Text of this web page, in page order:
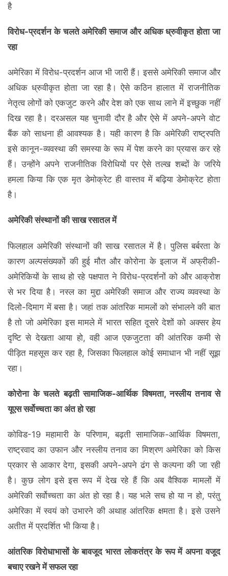
है
विरोध-प्रदर्शन के चलते अमेरिकी समाज और अधिक ध्रुवीकृत होता जा
रहा
अमेरिका में विरोध-प्रदर्शन आज भी जारी हैं। इससे अमेरिकी समाज और
अधिक ध्रुवीकृत होता जा रहा है। ऐसे कठिन हालात में राजनीतिक
नेतृत्व लोगों को एकजुट करने और देश को एक साथ लाने में इच्छुक नहीं
दिख रहा है। दरअसल यह चुनावी दौर है और ऐसे में अपने-अपने वोट
बैंक को साधना ही आवश्यक है। यही कारण है कि अमेरिकी राष्ट्रपति
इसे कानून-व्यवस्था की समस्या के रूप में पेश करने का प्रयास कर रहे
हैं। उन्होंने अपने राजनीतिक विरोधियों पर ऐसे तल्ख शब्दों के जरिये
हमला किया कि एक मृत डेमोक्रेट ही वास्तव में बढ़िया डेमोक्रेट होता
है।
अमेरिकी संस्थानों की साख रसातल में
फिलहाल अमेरिकी संस्थानों की साख रसातल में है। पुलिस बर्बरता के
कारण अल्पसंख्यकों की हुई मौत और कोरोना के इलाज में अफ्रीकी-
अमेरिकियों के साथ हो रहे पक्षपात ने विरोध-प्रदर्शनों को और आक्रोश
से भर दिया है। नस्ल का मुद्दा अमेरिकी समाज और राज्य व्यवस्था के
दिलो-दिमाग में बसा है। जहां तक आंतरिक मामलों को संभालने की बात
है तो जो अमेरिका इस मामले में भारत सहित दूसरे देशों को अक्सर हेय
दृष्टि से देखता आया हो, वही आज एकजुटता की आंतरिक कमी से
पीड़ित महसूस कर रहा है, जिसका फिलहाल कोई समाधान भी नहीं सूझ
रहा।
कोरोना के चलते बढ़ती सामाजिक-आर्थिक विषमता, नस्लीय तनाव से
यूएस सर्वोच्चता का अंत हो रहा
कोविड-19 महामारी के परिणाम, बढ़ती सामाजिक-आर्थिक विषमता,
राष्ट्रवाद का उफान और नस्लीय तनाव का मिश्रण अमेरिका को किस
प्रकार से आकार देगा, इसकी अपने-अपने ढंग से कल्पना की जा रही
है। कुछ लोग इसे इस रूप में देख रहे हैं कि अब वैश्विक मामलों में
अमेरिकी सर्वोच्चता का अंत हो रहा है। यह भले सच हो या न हो, परंतु
अमेरिका में स्वयं को उभारने की अथाह आंतरिक क्षमता है। इसे उसने
अतीत में प्रदर्शित भी किया है।
आंतरिक विरोधाभासों के बावजूद भारत लोकतंत्र के रूप में अपना वजूद
बचाए रखने में सफल रहा